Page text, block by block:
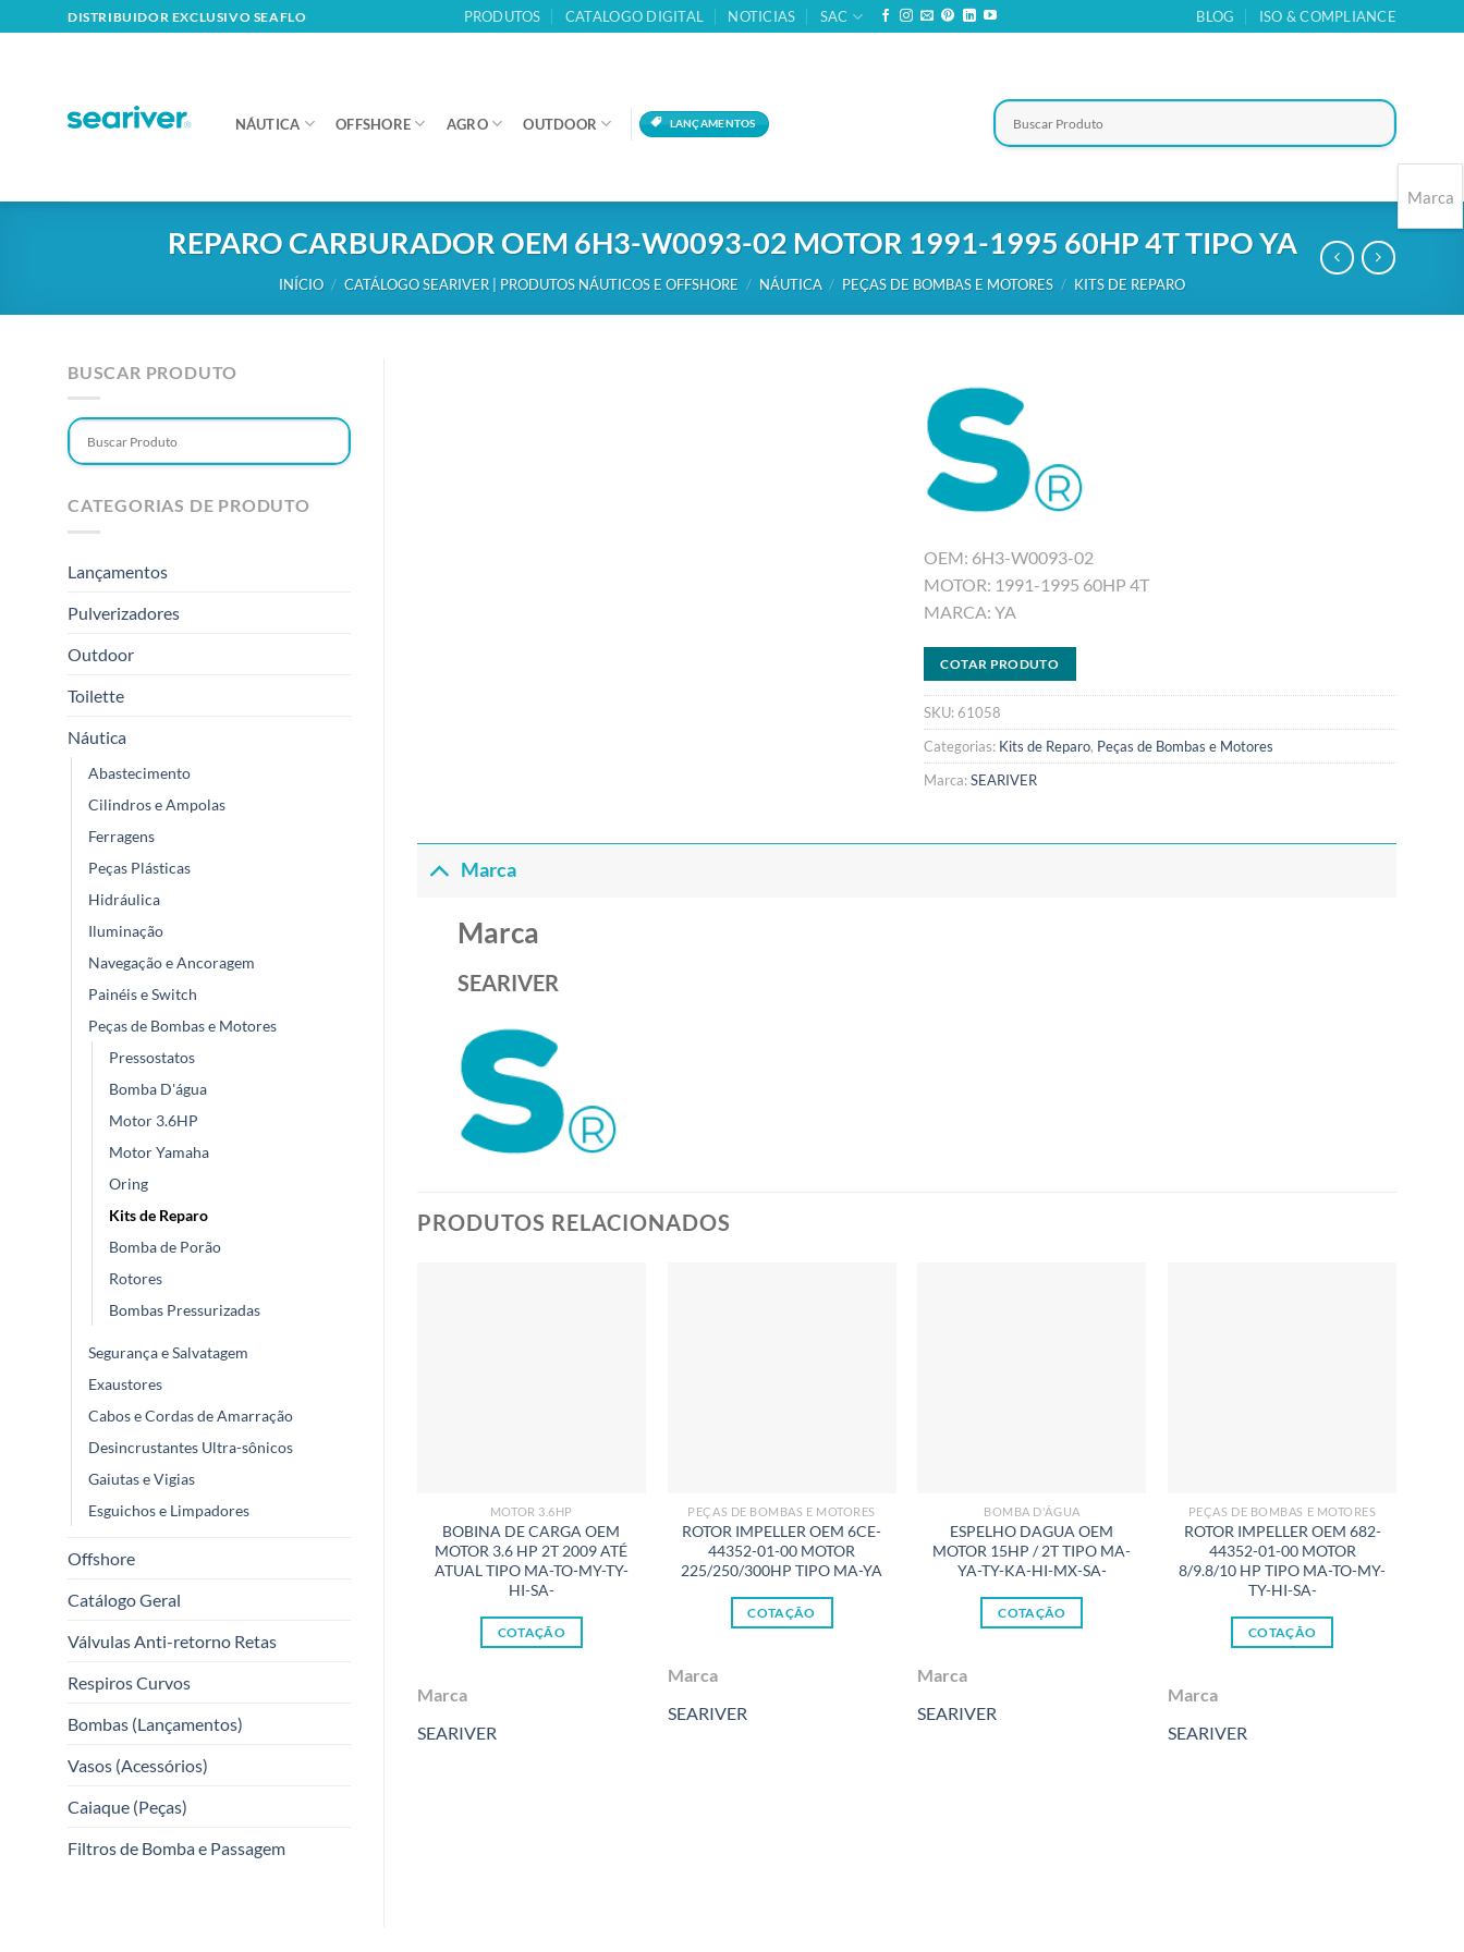
to
DISTRIBUIDOR EXCLUSIVO SEAFLO PRODUTOS CATALOGO DIGITAL NOTICIAS SAC BLOG ISO & COMPLIANCE
NÁUTICA OFFSHORE AGRO OUTDOOR LANÇAMENTOS
REPARO CARBURADOR OEM 6H3-W0093-02 MOTOR 1991-1995 60HP 4T TIPO YA
INÍCIO / CATÁLOGO SEARIVER | PRODUTOS NÁUTICOS E OFFSHORE / NÁUTICA / PEÇAS DE BOMBAS E MOTORES / KITS DE REPARO
BUSCAR PRODUTO
CATEGORIAS DE PRODUTO
Lançamentos
Pulverizadores
Outdoor
Toilette
Náutica
Abastecimento
Cilindros e Ampolas
Ferragens
Peças Plásticas
Hidráulica
Iluminação
Navegação e Ancoragem
Painéis e Switch
Peças de Bombas e Motores
Pressostatos
Bomba D'água
Motor 3.6HP
Motor Yamaha
Oring
Kits de Reparo
Bomba de Porão
Rotores
Bombas Pressurizadas
Segurança e Salvatagem
Exaustores
Cabos e Cordas de Amarração
Desincrustantes Ultra-sônicos
Gaiutas e Vigias
Esguichos e Limpadores
Offshore
Catálogo Geral
Válvulas Anti-retorno Retas
Respiros Curvos
Bombas (Lançamentos)
Vasos (Acessórios)
Caiaque (Peças)
Filtros de Bomba e Passagem
OEM: 6H3-W0093-02
MOTOR: 1991-1995 60HP 4T
MARCA: YA
COTAR PRODUTO
SKU:61058
Categorias: Kits de Reparo, Peças de Bombas e Motores
Marca:SEARIVER
Marca
Marca
SEARIVER
PRODUTOS RELACIONADOS
MOTOR 3.6HP
BOBINA DE CARGA OEM
MOTOR 3.6 HP 2T 2009 ATÉ
ATUAL TIPO MA-TO-MY-TY-
HI-SA-
COTAÇÃO
Marca
SEARIVER
PEÇAS DE BOMBAS E MOTORES
ROTOR IMPELLER OEM 6CE-
44352-01-00 MOTOR
225/250/300HP TIPO MA-YA
COTAÇÃO
Marca
SEARIVER
BOMBA D'ÁGUA
ESPELHO DAGUA OEM
MOTOR 15HP / 2T TIPO MA-
YA-TY-KA-HI-MX-SA-
COTAÇÃO
Marca
SEARIVER
PEÇAS DE BOMBAS E MOTORES
ROTOR IMPELLER OEM 682-
44352-01-00 MOTOR
8/9.8/10 HP TIPO MA-TO-MY-
TY-HI-SA-
COTAÇÃO
Marca
SEARIVER
Marca